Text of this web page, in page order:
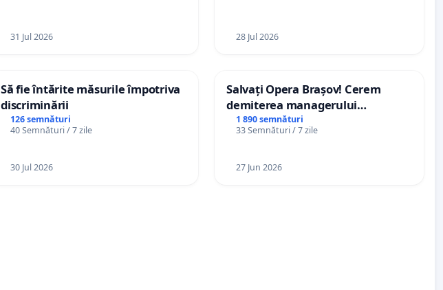
31 Jul 2026 28 Jul 2026
Să fie întărite măsurile împotriva
discriminării
126 semnături
40 Semnături / 7 zile
30 Jul 2026
Salvați Opera Brașov! Cerem
demiterea managerului
interimar, Petrean Lucian-Marius!
1 890 semnături
33 Semnături / 7 zile
27 Jun 2026